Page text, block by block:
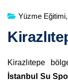
Yüzme Eğitimi,
Kirazlıtepe
İstanbul Su